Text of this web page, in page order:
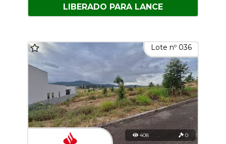
LIBERADO PARA LANCE
Lote nº 036
408 0